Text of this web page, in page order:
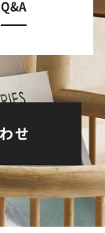
Q&A
せ